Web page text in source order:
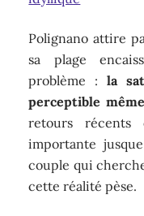
Polignano attire
sa plage
problème :la
perceptible
retours récents
importante
couple qui
cette réalité pèse.